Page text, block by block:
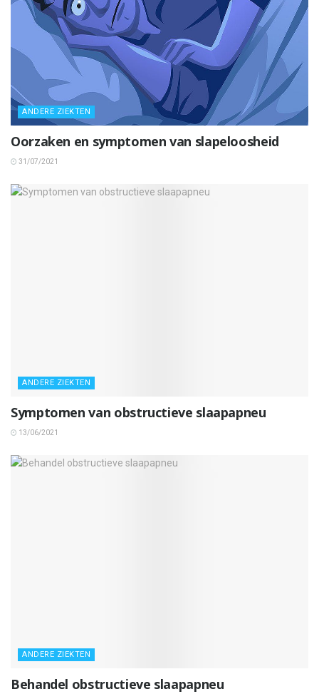
ANDERE ZIEKTEN
Oorzaken en symptomen van slapeloosheid
31/07/2021
ANDERE ZIEKTEN
Symptomen van obstructieve slaapapneu
13/06/2021
ANDERE ZIEKTEN
Behandel obstructieve slaapapneu